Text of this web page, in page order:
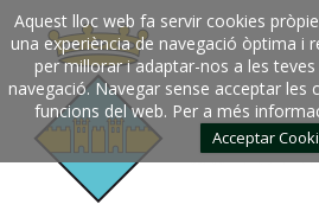
Aquest lloc web fa servir cookies
una experiència de navegació òptima i
per millorar i adaptar-nos a les
navegació. Navegar sense acceptar les
funcions del web. Per a més
Acceptar